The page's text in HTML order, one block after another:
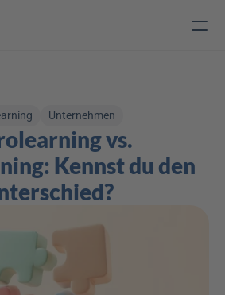
Unternehmen
vs.
Kennst du den